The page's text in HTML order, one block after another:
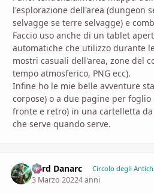
l'esplorazione dell'area (dungeon
selvagge se terre selvagge) e
Faccio uso anche di un tablet
automatiche che utilizzo durante
mostri casuali dell'area, zone del
tempo atmosferico, PNG ecc).
Infine ho le mie belle avventure
corpose) o a due pagine per
fronte e retro) in una cartelletta
che serve quando serve.
Lord Danarc Circolo degli Antichi
3 Marzo 20224 anni